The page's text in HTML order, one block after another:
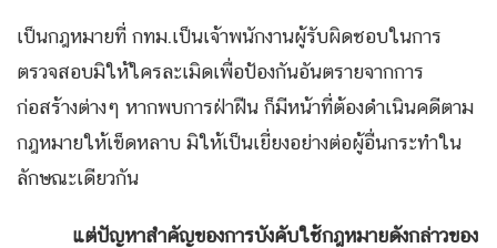
เป็นกฎหมายที่ กทม.เป็นเจ้าพนักงานผู้รับผิดชอบในการ
ตรวจสอบมิให้ใครละเมิดเพื่อป้องกันอันตรายจากการ
ก่อสร้างต่างๆ หากพบการฝ่าฝืน ก็มีหน้าที่ต้องดำเนินคดีตาม
กฎหมายให้เข็ดหลาบ มิให้เป็นเยี่ยงอย่างต่อผู้อื่นกระทำใน
ลักษณะเดียวกัน
แต่ปัญหาสำคัญของการบังคับใช้กฎหมายดังกล่าวของ